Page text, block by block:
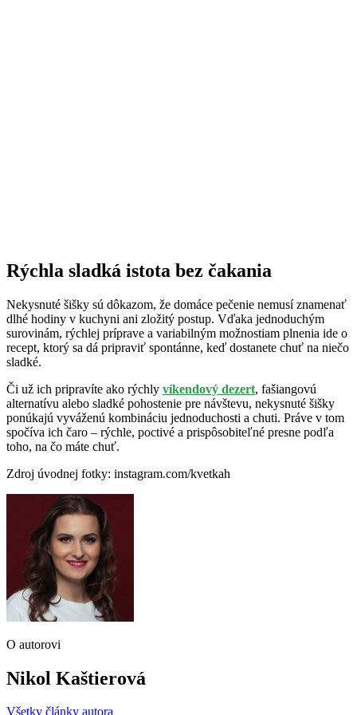
Rýchla sladká istota bez čakania
Nekysnuté šišky sú dôkazom, že domáce pečenie nemusí znamenať
dlhé hodiny v kuchyni ani zložitý postup. Vďaka jednoduchým
surovinám, rýchlej príprave a variabilným možnostiam plnenia ide o
recept, ktorý sa dá pripraviť spontánne, keď dostanete chuť na niečo
sladké.
Či už ich pripravíte ako rýchly víkendový dezert, fašiangovú
alternatívu alebo sladké pohostenie pre návštevu, nekysnuté šišky
ponúkajú vyváženú kombináciu jednoduchosti a chuti. Práve v tom
spočíva ich čaro – rýchle, poctivé a prispôsobiteľné presne podľa
toho, na čo máte chuť.
Zdroj úvodnej fotky: instagram.com/kvetkah
O autorovi
Nikol Kaštierová
Všetky články autora